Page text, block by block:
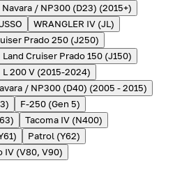
Navara / NP300 (D23) (2015+)
WRANGLER IV (JL)
Prado 250 (J250)
Land Cruiser Prado 150 (J150)
L 200 V (2015-2024)
/ NP300 (D40) (2005 - 2015)
F-250 (Gen 5)
Tacoma IV (N400)
Patrol (Y62)
IV (V80, V90)